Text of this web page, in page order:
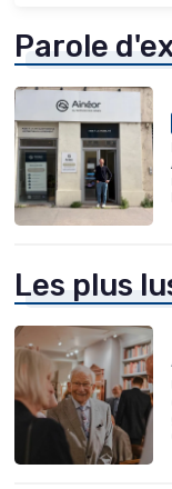
Parole
Les plus